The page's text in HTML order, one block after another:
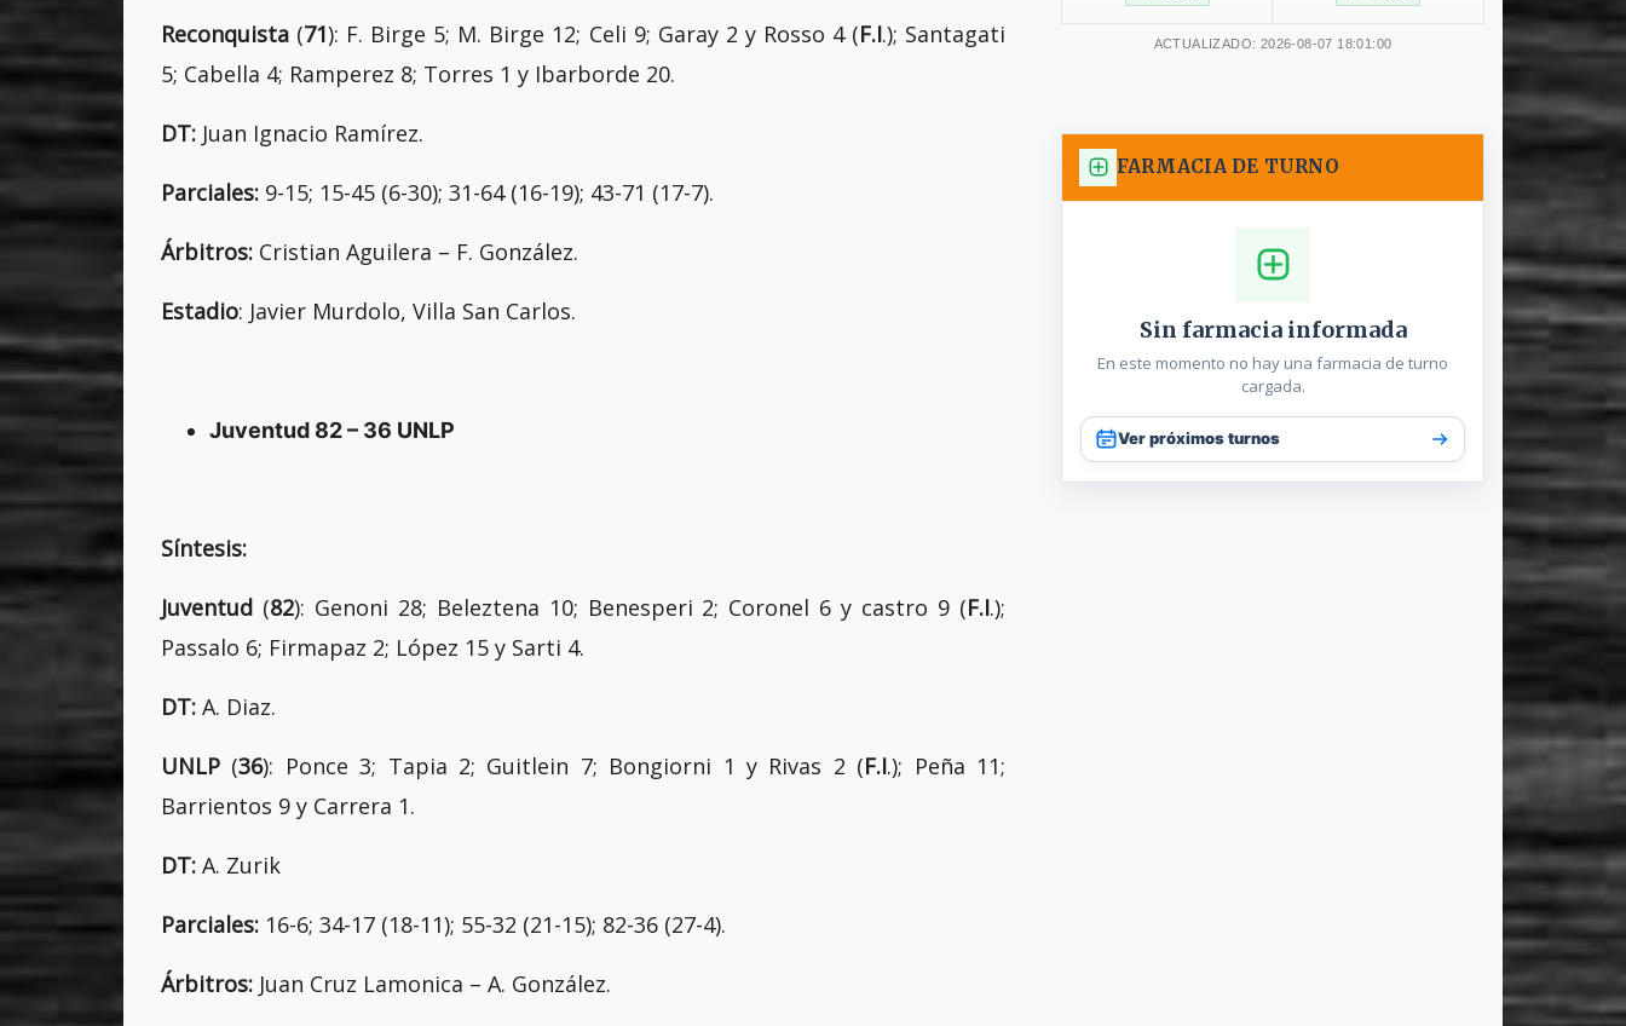
Reconquista (71): F. Birge 5; M. Birge 12; Celi 9; Garay 2 y Rosso 4 (F.I.); Santagati
5; Cabella 4; Ramperez 8; Torres 1 y Ibarborde 20.
DT: Juan Ignacio Ramírez.
Parciales: 9-15; 15-45 (6-30); 31-64 (16-19); 43-71 (17-7).
Árbitros: Cristian Aguilera – F. González.
Estadio: Javier Murdolo, Villa San Carlos.
Juventud 82 – 36 UNLP
Síntesis:
Juventud (82): Genoni 28; Beleztena 10; Benesperi 2; Coronel 6 y castro 9 (F.I.);
Passalo 6; Firmapaz 2; López 15 y Sarti 4.
DT: A. Diaz.
UNLP (36): Ponce 3; Tapia 2; Guitlein 7; Bongiorni 1 y Rivas 2 (F.I.); Peña 11;
Barrientos 9 y Carrera 1.
DT: A. Zurik
Parciales: 16-6; 34-17 (18-11); 55-32 (21-15); 82-36 (27-4).
Árbitros: Juan Cruz Lamonica – A. González.
ACTUALIZADO: 2026-08-07 18:01:00
FARMACIA DE TURNO
Sin farmacia informada
En este momento no hay una farmacia de turno
cargada.
Ver próximos turnos